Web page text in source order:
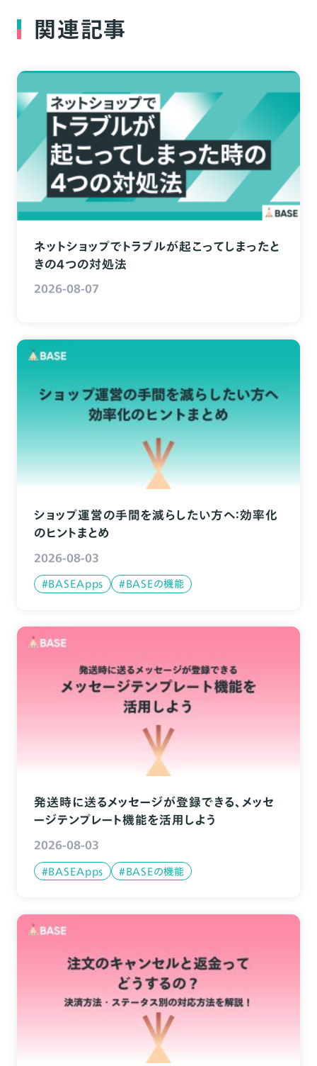
関連記事
ネットショップでトラブルが起こってしまったと
きの4つの対処法
2026-08-07
ショップ運営の手間を減らしたい方へ：効率化
のヒントまとめ
2026-08-03
#BASEApps #BASEの機能
発送時に送るメッセージが登録できる、メッセ
ージテンプレート機能を活用しよう
2026-08-03
#BASEApps #BASEの機能